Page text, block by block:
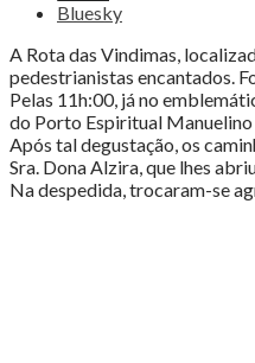
Vindimas
2014"
Bluesky
A Rota das Vindimas,
pedestrianistas encantados.
Pelas 11h:00, já no
do Porto Espiritual Manuelino
Após tal degustação, os
Sra. Dona Alzira, que lhes
Na despedida, trocaram-se